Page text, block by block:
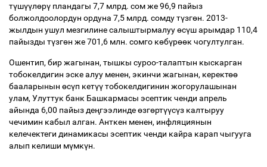
түшүүлөрү пландагы 7,7 млрд. сом же 96,9 пайыз
болжолдоолордун ордуна 7,5 млрд. сомду түзгөн. 2013-
жылдын ушул мезгилине салыштырмалууөсүш арымдар 110,4
пайызды түзгөн же 701,6 млн. сомго көбүрөөк чогултулган.
Ошентип, бир жагынан, тышкы суроо-талаптын кыскарган
тобокелдигин эске алуу менен, экинчи жагынан, керектөө
бааларынын өсүп кетүүтобокелдигинин жогорулашынан
улам, Улуттук банк Башкармасы эсептик ченди апрель
айында 6,00 пайыз деңгээлиндеөзгөртүүсүз калтыруу
чечимин кабыл алган. Анткен менен, инфляциянын
келечектеги динамикасы эсептик ченди кайра карап чыгууга
алып келиши мүмкүн.